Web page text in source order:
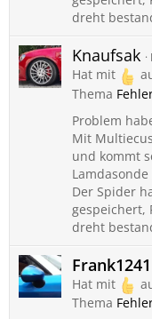
dreht
Knaufsak
Hat mit
Thema
Problem
Mit
und kommt
Der Spider
gespeichert,
dreht
Frank1241
Hat mit
Thema